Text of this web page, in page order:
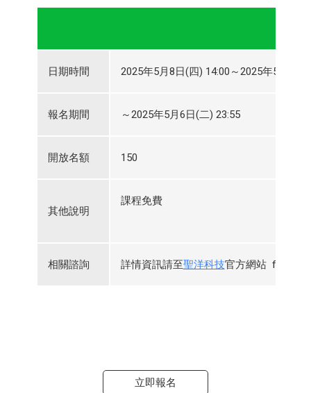
日期時間 2025年5月8日(四) 14:00～2025年5月8日(
報名期間 ～2025年5月6日(二) 23:55
開放名額 150
其他說明
課程免費
相關諮詢 詳情資訊請至聖洋科技官方網站 funPro
立即報名